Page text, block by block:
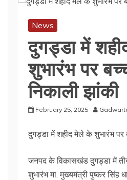
News
दुगड्डा में
शुभारंभ पर
निकाली झांकी
February 25, 2025
दुगड्डा में शहीद मेले के शुभारंभ पर
जनपद के विकासखंड दुगड्डा में
शुभारंभ मा. मुख्यमंत्री पुष्कर सिंह